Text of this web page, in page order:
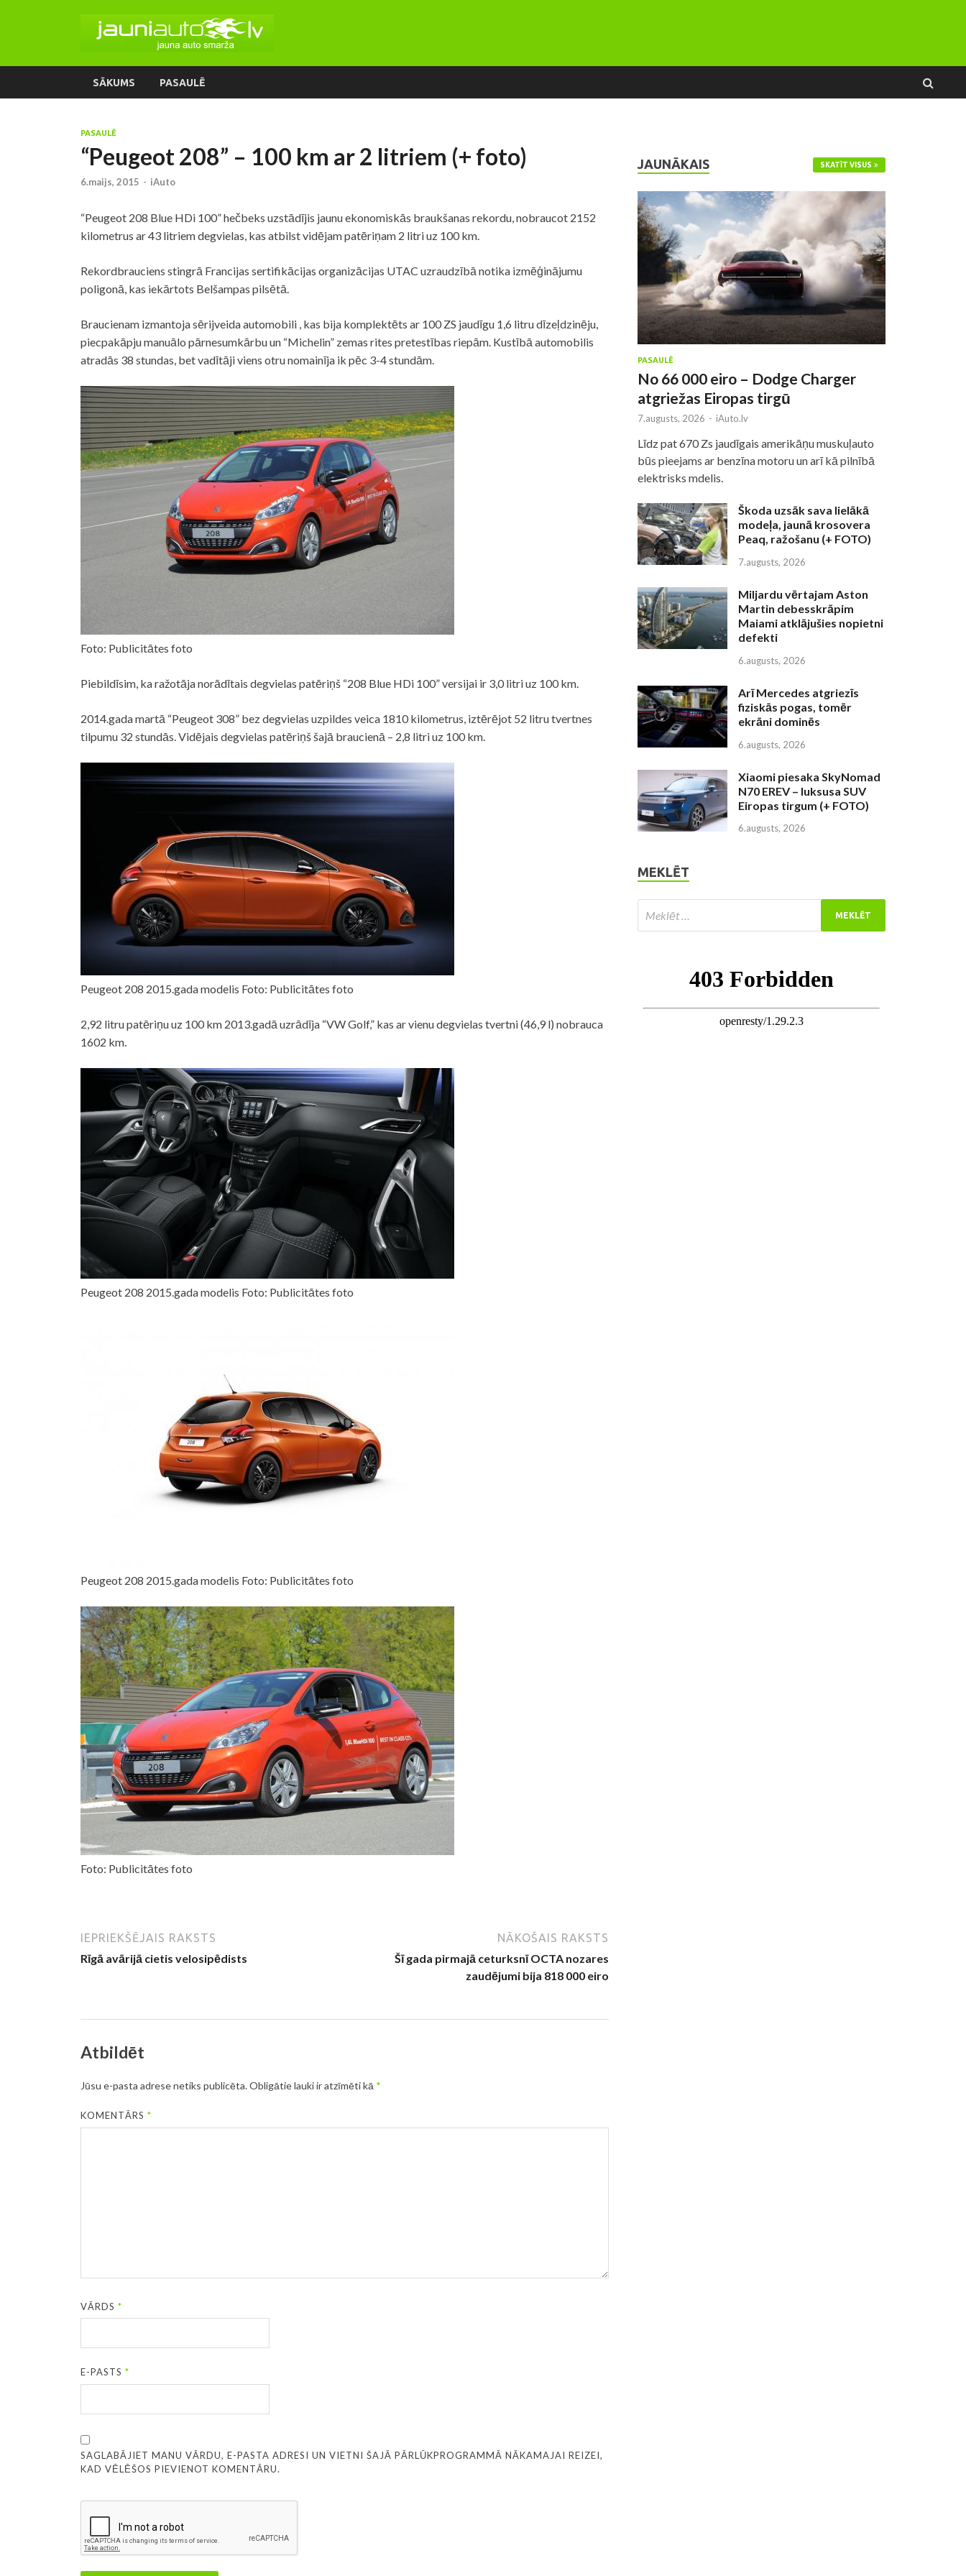
SĀKUMS PASAULĒ
PASAULĒ
“Peugeot 208” – 100 km ar 2 litriem (+ foto)
6.maijs, 2015 - iAuto
“Peugeot 208 Blue HDi 100” hečbeks uzstādījis jaunu ekonomiskās braukšanas rekordu, nobraucot 2152
kilometrus ar 43 litriem degvielas, kas atbilst vidējam patēriņam 2 litri uz 100 km.
Rekordbrauciens stingrā Francijas sertifikācijas organizācijas UTAC uzraudzībā notika izmēģinājumu
poligonā, kas iekārtots Belšampas pilsētā.
Braucienam izmantoja sērijveida automobili , kas bija komplektēts ar 100 ZS jaudīgu 1,6 litru dīzeļdzinēju,
piecpakāpju manuālo pārnesumkārbu un “Michelin” zemas rites pretestības riepām. Kustībā automobilis
atradās 38 stundas, bet vadītāji viens otru nomainīja ik pēc 3-4 stundām.
Foto: Publicitātes foto
Piebildīsim, ka ražotāja norādītais degvielas patēriņš “208 Blue HDi 100” versijai ir 3,0 litri uz 100 km.
2014.gada martā “Peugeot 308” bez degvielas uzpildes veica 1810 kilometrus, iztērējot 52 litru tvertnes
tilpumu 32 stundās. Vidējais degvielas patēriņš šajā braucienā – 2,8 litri uz 100 km.
Peugeot 208 2015.gada modelis Foto: Publicitātes foto
2,92 litru patēriņu uz 100 km 2013.gadā uzrādīja “VW Golf,” kas ar vienu degvielas tvertni (46,9 l) nobrauca
1602 km.
Peugeot 208 2015.gada modelis Foto: Publicitātes foto
Peugeot 208 2015.gada modelis Foto: Publicitātes foto
Foto: Publicitātes foto
IEPRIEKŠĒJAIS RAKSTS
Rīgā avārijā cietis velosipēdists
NĀKOŠAIS RAKSTS
Šī gada pirmajā ceturksnī OCTA nozares
zaudējumi bija 818 000 eiro
Atbildēt
Jūsu e-pasta adrese netiks publicēta.Obligātie lauki ir atzīmēti kā *
KOMENTĀRS*
VĀRDS*
E-PASTS*
SAGLABĀJIET MANU VĀRDU, E-PASTA ADRESI UN VIETNI ŠAJĀ PĀRLŪKPROGRAMMĀ NĀKAMAJAI REIZEI,
KAD VĒLĒŠOS PIEVIENOT KOMENTĀRU.
JAUNĀKAIS SKATĪT VISUS
PASAULĒ
No 66 000 eiro – Dodge Charger
atgriežas Eiropas tirgū
7.augusts, 2026 - iAuto.lv
Līdz pat 670 Zs jaudīgais amerikāņu muskuļauto
būs pieejams ar benzīna motoru un arī kā pilnībā
elektrisks mdelis.
Škoda uzsāk sava lielākā
modeļa, jaunā krosovera
Peaq, ražošanu (+ FOTO)
7.augusts, 2026
Miljardu vērtajam Aston
Martin debesskrāpim
Maiami atklājušies nopietni
defekti
6.augusts, 2026
Arī Mercedes atgriezīs
fiziskās pogas, tomēr
ekrāni dominēs
6.augusts, 2026
Xiaomi piesaka SkyNomad
N70 EREV – luksusa SUV
Eiropas tirgum (+ FOTO)
6.augusts, 2026
MEKLĒT